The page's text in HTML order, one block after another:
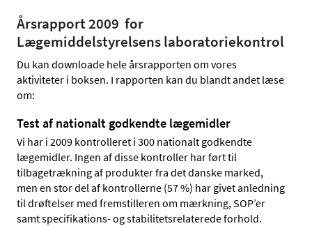
Årsrapport 2009 for
Lægemiddelstyrelsens laboratoriekontrol
Du kan downloade hele årsrapporten om vores
aktiviteter i boksen. I rapporten kan du blandt andet læse
om:
Test af nationalt godkendte lægemidler
Vi har i 2009 kontrolleret i 300 nationalt godkendte
lægemidler. Ingen af disse kontroller har ført til
tilbagetrækning af produkter fra det danske marked,
men en stor del af kontrollerne (57 %) har givet anledning
til drøftelser med fremstilleren om mærkning, SOP’er
samt specifikations- og stabilitetsrelaterede forhold.